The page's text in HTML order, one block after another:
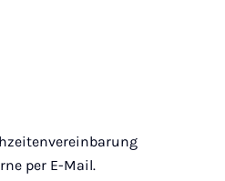
per E-Mail.